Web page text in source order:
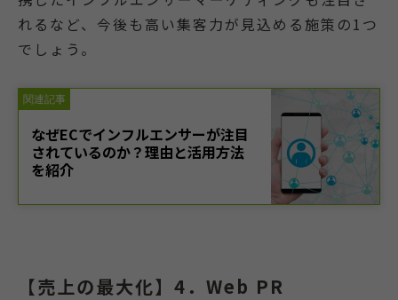
れるなど、今後も高い集客力が見込める施策の1つ
でしょう。
【売上の最大化】4．Web PR